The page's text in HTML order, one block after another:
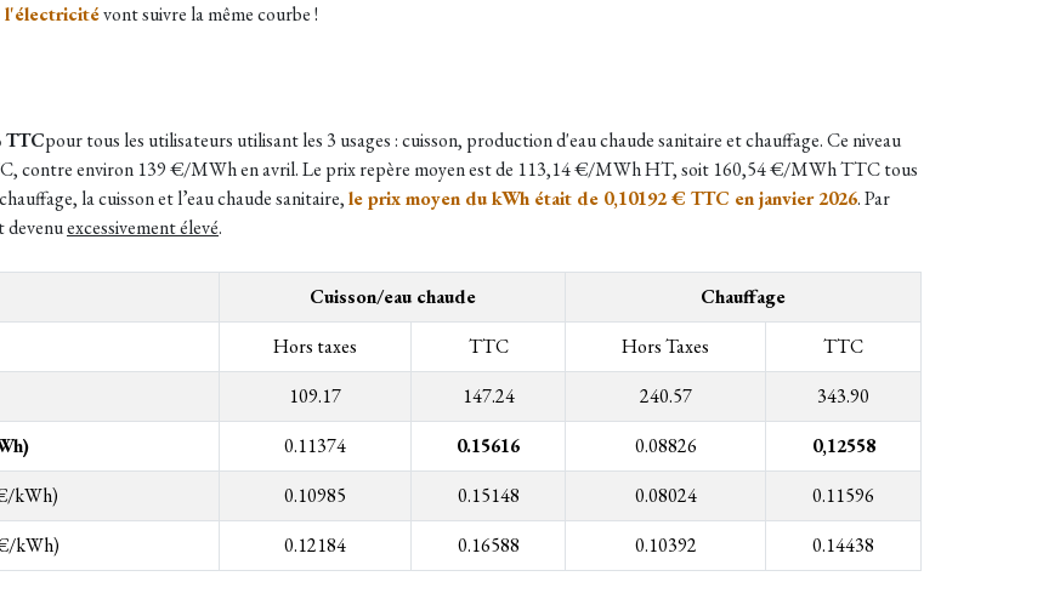
l'électricitévont suivre la même courbe !
TTCpour tous les utilisateurs utilisant les 3 usages : cuisson, production d'eau chaude sanitaire et chauffage.Ce niveau
contre environ 139 €/MWh en avril.Le prix repère moyen est de 113,14 €/MWh HT, soit 160,54 €/MWh TTC tous
la cuisson et l’eau chaude sanitaire,le prix moyen du kWh était de 0,10192 € TTC en janvier 2026. Par
devenuexcessivement élevé.
Cuisson/eau chaude
Chauffage
Hors taxes
TTC Hors Taxes
TTC
109.17 147.24 240.57
343.90
0.11374 0.15616 0.08826
0,12558
kWh)
0.10985 0.15148 0.08024
0.11596
kWh)
0.12184 0.16588 0.10392 0.14438